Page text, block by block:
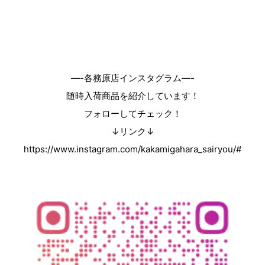
—-各務原店インスタグラム—-
随時入荷商品を紹介しています！
フォローしてチェック！
↓リンク↓
https://www.instagram.com/kakamigahara_sairyou/#